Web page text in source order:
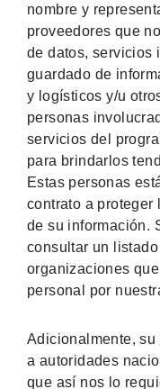
nombre y
proveedores que
de datos, servicios
guardado de
y logísticos y/u
personas
servicios del
para brindarlos
Estas personas
contrato a proteger
de su información.
consultar un
organizaciones
personal por
Adicionalmente,
a autoridades
que así nos lo